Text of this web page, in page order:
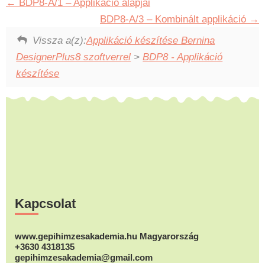
BDP8-A/3 – Kombinált applikáció
Vissza a(z):Applikáció készítése Bernina
DesignerPlus8 szoftverrel >BDP8 - Applikáció
készítése
Kapcsolat
www.gepihimzesakademia.hu Magyarország
+3630 4318135
gepihimzesakademia@gmail.com